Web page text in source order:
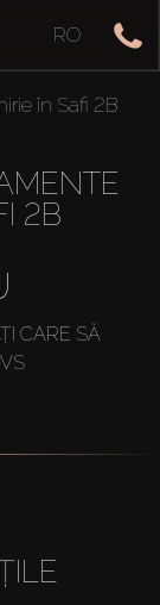
RO
în Safi 2B
2B
CARE SĂ